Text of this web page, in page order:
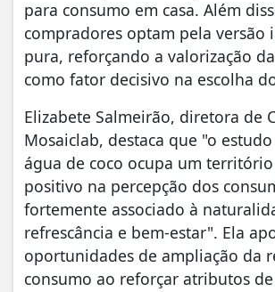
para consumo em casa. Além
compradores optam pela versão
pura, reforçando a valorização
como fator decisivo na escolha
Elizabete Salmeirão, diretora de
Mosaiclab, destaca que "o
água de coco ocupa um
positivo na percepção dos
fortemente associado à
refrescância e bem‑estar". Ela
oportunidades de ampliação da
consumo ao reforçar atributos